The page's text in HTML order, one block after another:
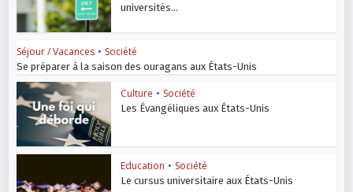
universités...
Séjour / Vacances • Société
Se préparer à la saison des ouragans aux États-Unis
Culture • Société
Les Évangéliques aux États-Unis
Education • Société
Le cursus universitaire aux États-Unis